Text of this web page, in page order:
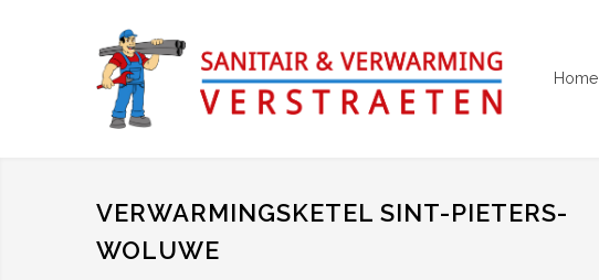
Home
VERWARMINGSKETEL SINT-PIETERS-
WOLUWE